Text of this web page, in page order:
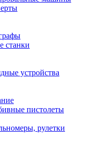
станки
устройства
пистолеты
рулетки